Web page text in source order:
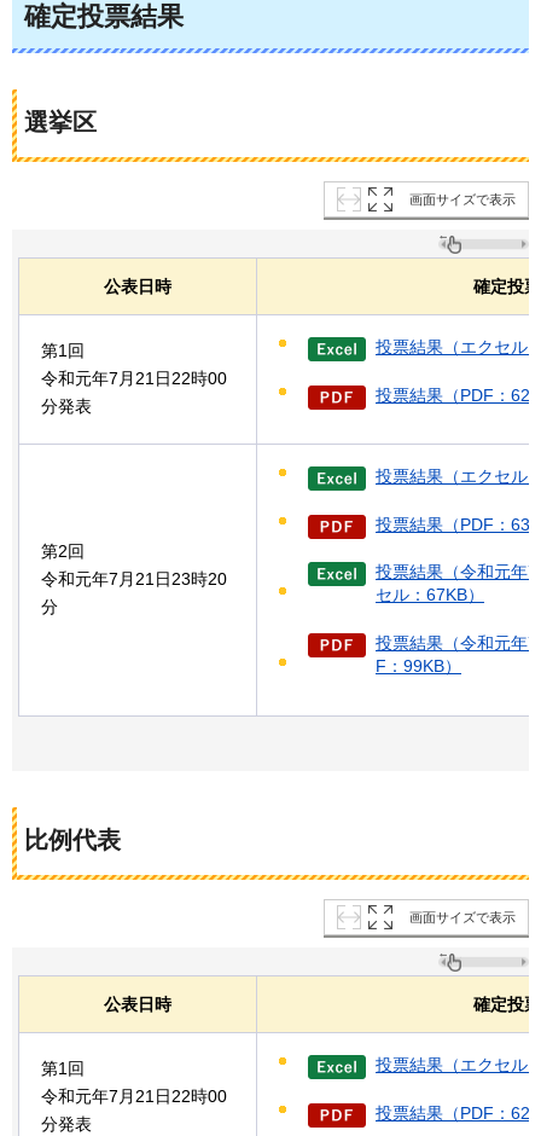
確定投票結果
選挙区
画面サイズで表示
公表日時 確定投
第1回
令和元年7月21日22時00
分発表
投票結果（エクセル
投票結果（PDF：
第2回
令和元年7月21日23時20
分
投票結果（エクセル
投票結果（PDF：
投票結果（令和元年
セル：67KB）
投票結果（令和元年
F：99KB）
比例代表
画面サイズで表示
公表日時 確定投
第1回
令和元年7月21日22時00
分発表
投票結果（エクセル
投票結果（PDF：